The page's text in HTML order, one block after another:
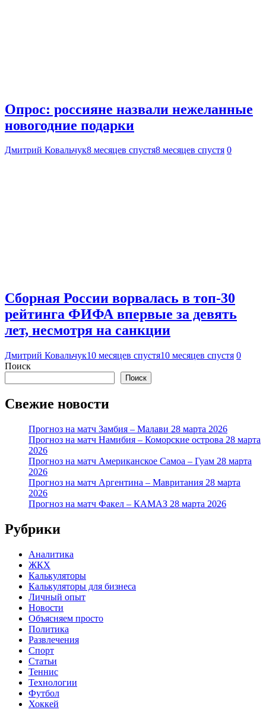
Опрос: россияне назвали нежеланные
новогодние подарки
Дмитрий Ковальчук8 месяцев спустя8 месяцев спустя 0
Сборная России ворвалась в топ-30
рейтинга ФИФА впервые за девять
лет, несмотря на санкции
Дмитрий Ковальчук10 месяцев спустя10 месяцев спустя 0
Поиск
Поиск
Свежие новости
Прогноз на матч Замбия – Малави 28 марта 2026
Прогноз на матч Намибия – Коморские острова 28 марта
2026
Прогноз на матч Американское Самоа – Гуам 28 марта
2026
Прогноз на матч Аргентина – Мавритания 28 марта
2026
Прогноз на матч Факел – КАМАЗ 28 марта 2026
Рубрики
Аналитика
ЖКХ
Калькуляторы
Калькуляторы для бизнеса
Личный опыт
Новости
Объясняем просто
Политика
Развлечения
Спорт
Статьи
Теннис
Технологии
Футбол
Хоккей